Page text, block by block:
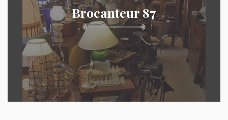
Brocanteur 87